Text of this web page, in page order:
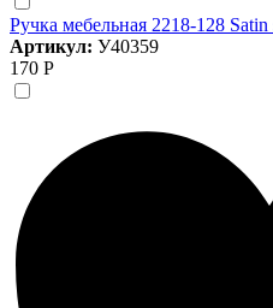
Ручка мебельная 2218-128
Артикул: У40359
170 Р